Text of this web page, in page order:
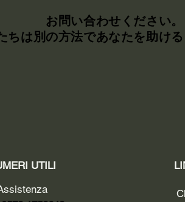
お問い合わせください。
ちは別の方法であなたを助ける
UTILI